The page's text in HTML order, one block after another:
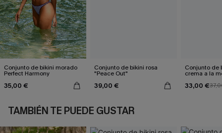
Conjunto de bikini morado
Perfect Harmony
35,00 €
Conjunto de bikini rosa
"Peace Out"
39,00 €
Conjunto de
crema a la
33,00 €
TAMBIÉN TE PUEDE GUSTAR